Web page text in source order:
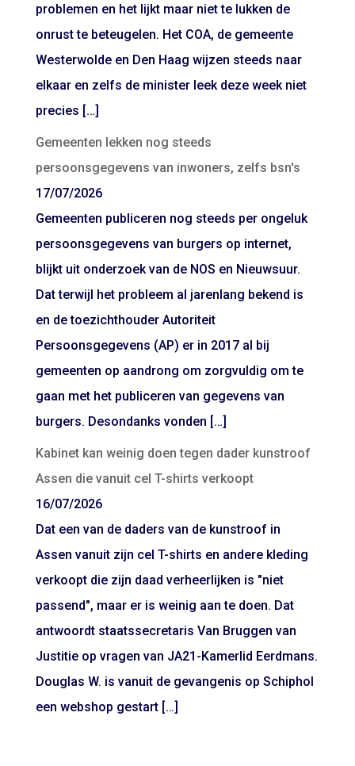
problemen en het lijkt maar niet te lukken de
onrust te beteugelen. Het COA, de gemeente
Westerwolde en Den Haag wijzen steeds naar
elkaar en zelfs de minister leek deze week niet
precies […]
Gemeenten lekken nog steeds
persoonsgegevens van inwoners, zelfs bsn's
17/07/2026
Gemeenten publiceren nog steeds per ongeluk
persoonsgegevens van burgers op internet,
blijkt uit onderzoek van de NOS en Nieuwsuur.
Dat terwijl het probleem al jarenlang bekend is
en de toezichthouder Autoriteit
Persoonsgegevens (AP) er in 2017 al bij
gemeenten op aandrong om zorgvuldig om te
gaan met het publiceren van gegevens van
burgers. Desondanks vonden […]
Kabinet kan weinig doen tegen dader kunstroof
Assen die vanuit cel T-shirts verkoopt
16/07/2026
Dat een van de daders van de kunstroof in
Assen vanuit zijn cel T-shirts en andere kleding
verkoopt die zijn daad verheerlijken is "niet
passend", maar er is weinig aan te doen. Dat
antwoordt staatssecretaris Van Bruggen van
Justitie op vragen van JA21-Kamerlid Eerdmans.
Douglas W. is vanuit de gevangenis op Schiphol
een webshop gestart […]